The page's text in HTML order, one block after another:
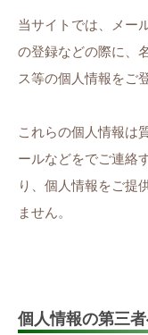
当サイトでは、メー
の登録などの際に、
ス等の個人情報をご
これらの個人情報は
ールなどをでご連絡
り、個人情報をご提
ません。
個人情報の第三